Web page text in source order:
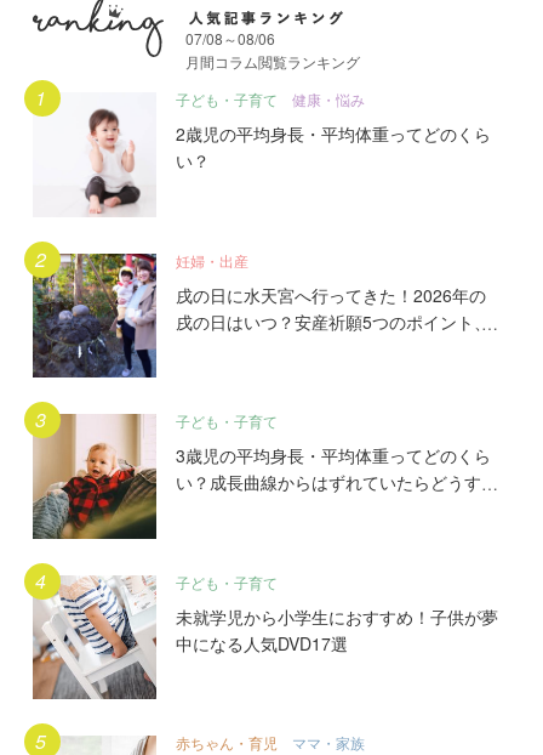
月間人気記事ランキング
07/08～08/06
月間コラム閲覧ランキング
子ども・子育て
健康・悩み
2歳児の平均身長・平均体重ってどのくら
い？
妊婦・出産
戌の日に水天宮へ行ってきた！2026年の
戌の日はいつ？安産祈願5つのポイント、
子ども・子育て
3歳児の平均身長・平均体重ってどのくら
い？成長曲線からはずれていたらどうす
子ども・子育て
未就学児から小学生におすすめ！子供が夢
中になる人気DVD17選
赤ちゃん・育児 ママ・家族